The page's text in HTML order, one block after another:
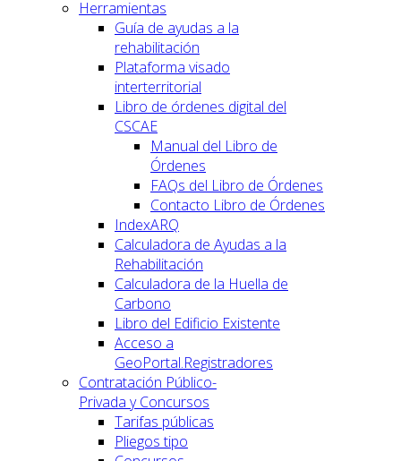
Herramientas
Guía de ayudas a la
rehabilitación
Plataforma visado
interterritorial
Libro de órdenes digital del
CSCAE
Manual del Libro de
Órdenes
FAQs del Libro de Órdenes
Contacto Libro de Órdenes
IndexARQ
Calculadora de Ayudas a la
Rehabilitación
Calculadora de la Huella de
Carbono
Libro del Edificio Existente
Acceso a
GeoPortal.Registradores
Contratación Público-
Privada y Concursos
Tarifas públicas
Pliegos tipo